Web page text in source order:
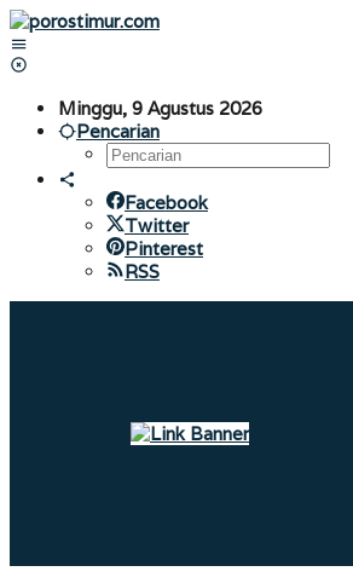
Lewati
ke
konten
Minggu, 9 Agustus 2026
Pencarian
Facebook
Twitter
Pinterest
RSS